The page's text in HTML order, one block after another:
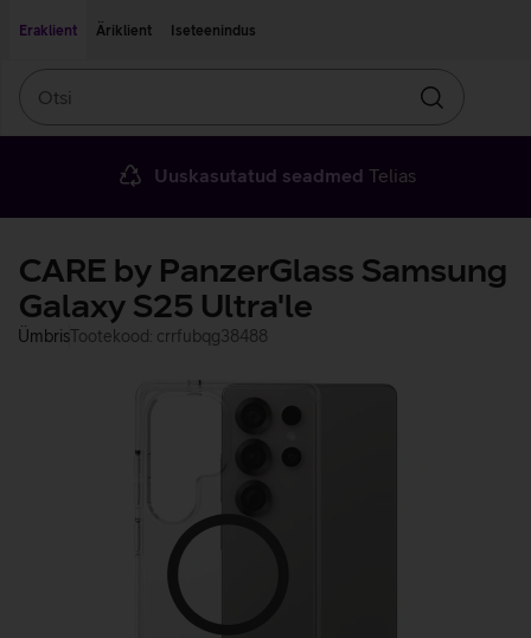
Eraklient
Äriklient Iseteenindus
Otsin
Uuskasutatud seadmed Telias
CARE by PanzerGlass Samsung
Galaxy S25 Ultra'le
ÜmbrisTootekood: crrfubqg38488